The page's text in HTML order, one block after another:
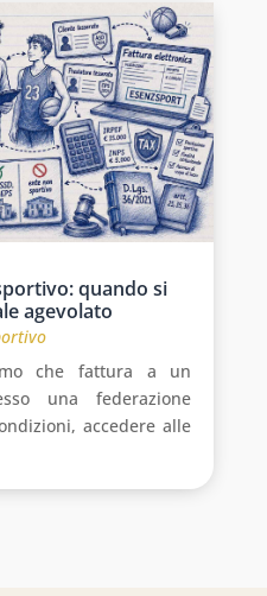
quando si
agevolato
che fattura a un
una federazione
accedere alle